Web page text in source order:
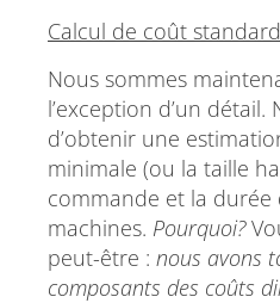
Calcul de coût standard
Nous sommes
l’exception d’un détail.
d’obtenir une
minimale (ou la taille
commande et la durée
machines. Pourquoi?
peut-être : nous avons
composants des coûts